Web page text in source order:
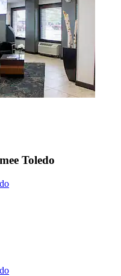
Toledo